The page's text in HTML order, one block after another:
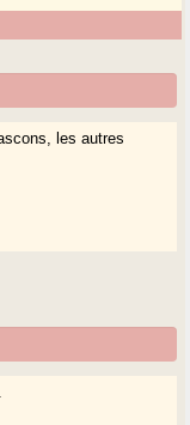
les autres